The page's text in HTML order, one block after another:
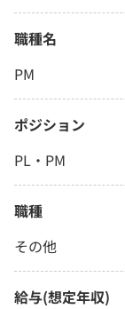
職種名
PM
ポジション
PL・PM
職種
その他
給与(想定年収)